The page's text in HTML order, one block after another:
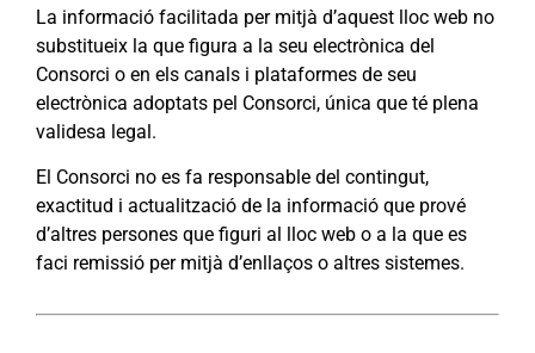
La informació facilitada per mitjà d’aquest lloc web no
substitueix la que figura a la seu electrònica del
Consorci o en els canals i plataformes de seu
electrònica adoptats pel Consorci, única que té plena
validesa legal.
El Consorci no es fa responsable del contingut,
exactitud i actualització de la informació que prové
d’altres persones que figuri al lloc web o a la que es
faci remissió per mitjà d’enllaços o altres sistemes.